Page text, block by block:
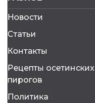
Новости
Статьи
Контакты
Рецепты осетинских
пирогов
Политика